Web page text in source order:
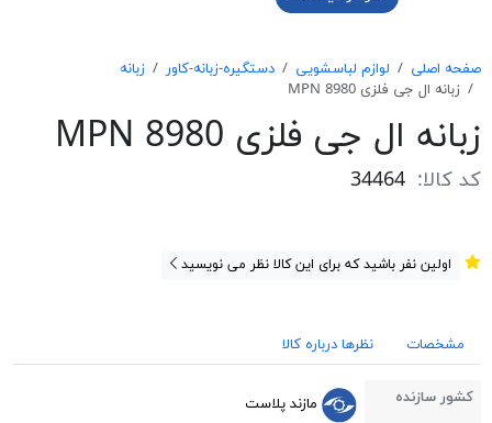
صفحه اصلی لوازم لباسشویی دستگیره-زبانه-کاور
زبانه
زبانه ال جی فلزی MPN 8980
زبانه ال جی فلزی MPN 8980
کد کالا: 34464
اولین نفر باشید که برای این کالا نظر می نویسید
مشخصات نظرها درباره کالا
کشور سازنده مازند پلاست